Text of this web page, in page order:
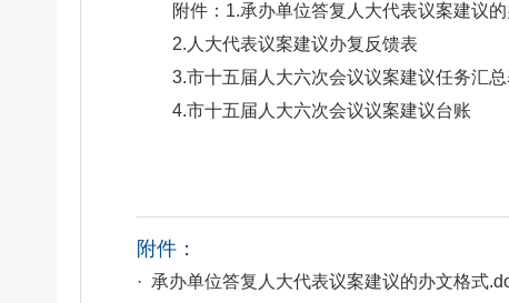
附件：1.承办单位答复人大代表议案建议
2.人大代表议案建议办复反馈表
3.市十五届人大六次会议议案建议任务汇总
4.市十五届人大六次会议议案建议台账
附件：
· 承办单位答复人大代表议案建议的办文格式